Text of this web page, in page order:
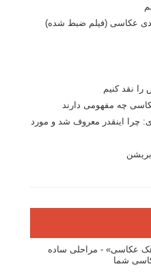
عکاسی (فیلم ضبط شده)
نقد کنیم
چه مفهومی دارند
چرا اینقدر معروف شد و مورد
عکاسی» - مراحلی ساده
شما